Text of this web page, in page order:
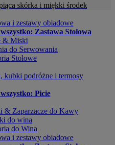
skórka i miękki środek
i zestawy obiadowe
Zastawa Stołowa
& Miski
do Serwowania
Stołowe
kubki podróżne i termosy
Picie
& Zaparzacze do Kawy
do wina
do Wina
i zestawy obiadowe